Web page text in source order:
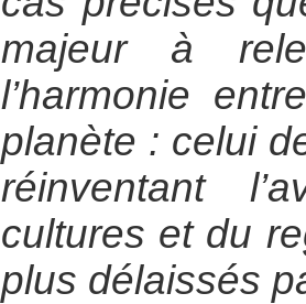
majeur à
l’harmonie
planète : celui
réinventant
cultures et du
plus délaissés